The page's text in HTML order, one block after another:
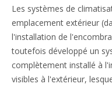
Les systèmes de
emplacement extérieur
l'installation de
toutefois développé un
complètement installé à
visibles à l'extérieur,